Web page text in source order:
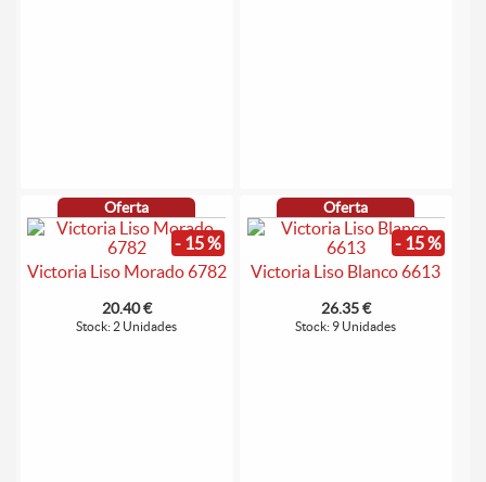
Oferta
- 15 %
Victoria Liso Morado 6782
20.40 €
Stock: 2 Unidades
Oferta
- 15 %
Victoria Liso Blanco 6613
26.35 €
Stock: 9 Unidades